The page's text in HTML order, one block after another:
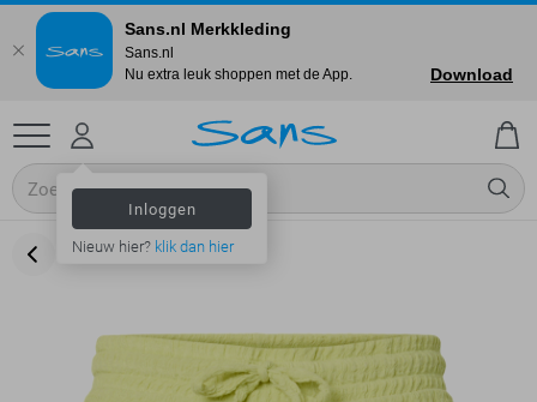
Inloggen
Nieuw hier? klik dan hier
Sans.nl Merkkleding
Sans.nl
Nu extra leuk shoppen met de App.
Download